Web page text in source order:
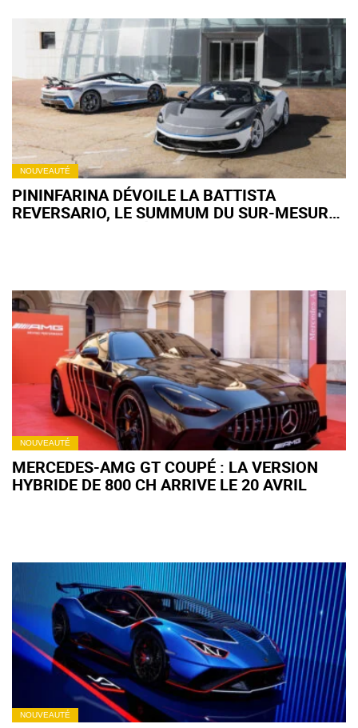
NOUVEAUTÉ
PININFARINA DÉVOILE LA BATTISTA
REVERSARIO, LE SUMMUM DU SUR-MESURE
NOUVEAUTÉ
MERCEDES-AMG GT COUPÉ : LA VERSION
HYBRIDE DE 800 CH ARRIVE LE 20 AVRIL
NOUVEAUTÉ